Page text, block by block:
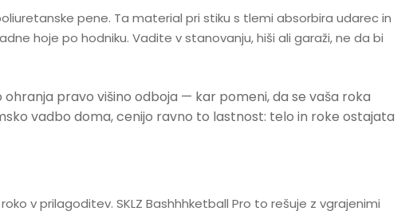
pene. Ta material pri stiku s tlemi absorbira udarec in
hoje po hodniku. Vadite v stanovanju, hiši ali garaži, ne da bi
ohranja pravo višino odboja — kar pomeni, da se vaša roka
vadbo doma, cenijo ravno to lastnost: telo in roke ostajata
v prilagoditev. SKLZ Bashhhketball Pro to rešuje z vgrajenimi